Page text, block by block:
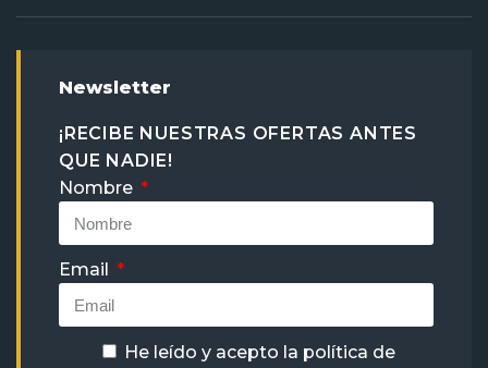
Newsletter
¡RECIBE NUESTRAS OFERTAS ANTES
QUE NADIE!
Nombre
Email
He leído y acepto la política de